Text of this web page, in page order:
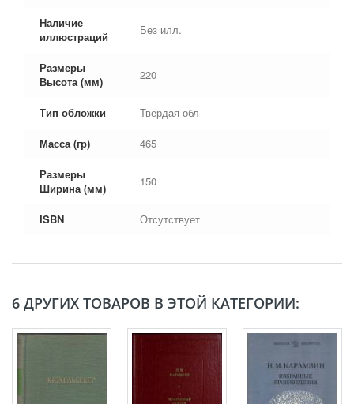
Наличие
иллюстраций
Без илл.
Размеры
Высота (мм)
220
Тип обложки Твёрдая обл
Масса (гр) 465
Размеры
Ширина (мм)
150
ISBN Отсутствует
6 ДРУГИХ ТОВАРОВ В ЭТОЙ КАТЕГОРИИ: